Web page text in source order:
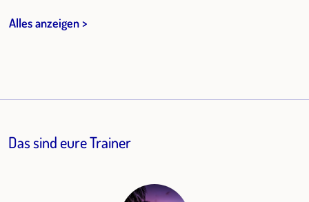
Alles anzeigen >
Das sind eure Trainer